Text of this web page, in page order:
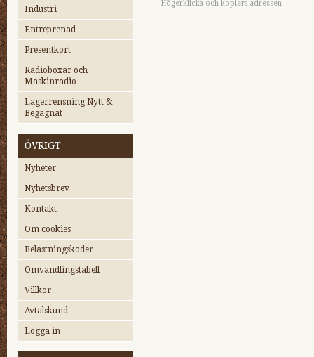
Industri
Entreprenad
Presentkort
Radioboxar och
Maskinradio
Lagerrensning Nytt &
Begagnat
ÖVRIGT
Nyheter
Nyhetsbrev
Kontakt
Om cookies
Belastningskoder
Omvandlingstabell
Villkor
Avtalskund
Logga in
Högerklicka och kopiera adressen